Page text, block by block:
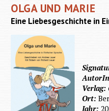
OLGA UND MARIE
Eine Liebesgeschichte in
Verlag:
Ort:
Jahr: